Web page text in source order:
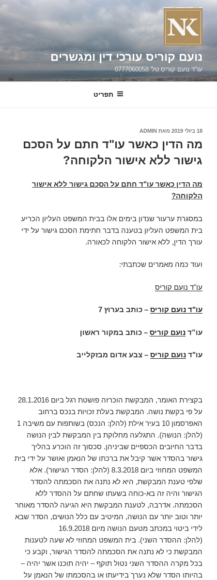
דילוג
נועם קוריס עורכי דין ומגשרים
עו"ד נועם קוריס טל' 0777060058
תפריט
פורסם
18 ביולי 2019 מאת ADMIN
מה הדין כאשר עו"ד חתם על הסכם
גישור ללא אישור הלקוחה?
מה הדין כאשר עו"ד חתם על הסכם גישור ללא אישור
הלקוחה?
במסגרת ערעור שנדון בימים אלו בבית המשפט העליון הכריע
בית המשפט העליון בטענה בדבר חתימת הסכם גישור על ידי
עורך הדין, ללא אישור הלקוחה לכאורה.
ועוד כמה מאמרים שכתבתי:
עו"ד נועם קוריס
עו"ד נועם קוריס – כותב בערוץ 7
עו”ד נועם קוריס – כותב במקור ראשון
עו"ד נועם קוריס – צבע אדום מבזקלייב
בקצירת האומר, המבקשת הוכרזה פושטת רגל ביום 28.1.2016
על פי בקשת נושה. המבקשת בעלת זכויות בנכס ברחוב
האפרסמון 10 בעיר אילת (להלן: הנכס) בשותפות עם משיבה 1
(להלן: הנושה). התגלעה מחלוקת בין המבקשת לבין הנושה
בדבר החיובים הכספיים שביניהן. סכסוך זה הוכרע בהליך
גישור בהסדר אשר קיבל את ברכתו של הנאמן ואושר על ידי בית
המשפט המחוזי ביום 8.3.2018 (להלן: הסדר הגישור). אלא
שלפי טענת המבקשת, היא לא נתנה את הסכמתה להסדר
הגישור והיה זה בא-כוחה בשעתו שחתם על ההסדר ללא
הסכמתה. אדרבה, לטענת המבקשת היא הגיעה להסדר מאוחר
יותר וטוב יותר עם הנושה, המיטיב עם כלל הנושים, הסדר שבא
לידי ביטוי במכתב מטעם הנושה מיום 16.9.2018
(להלן: ההסדר השני). בית המשפט המחוזי לא שעה לטענות
המבקשת כי לא נתנה את הסכמתה להסדר הגישור, וקבע כי
בכל מקרה ההסדר השני נטול תוקף – יהיה תוכנו אשר יהיה –
בהיותו הסדר שלא נערך בידיעתו או בהסכמתו של הנאמן על